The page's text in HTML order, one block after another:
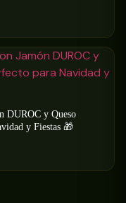
DUROC y Queso
y Fiestas 🎁